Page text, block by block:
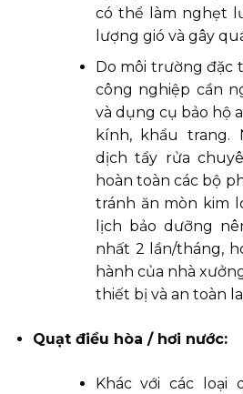
có thể làm nghẹt
lượng gió và gây
Do môi trường đặc
công nghiệp cần
và dụng cụ bảo hộ
kính, khẩu trang.
dịch tẩy rửa
hoàn toàn các bộ
tránh ăn mòn kim
lịch bảo dưỡng
nhất 2 lần/tháng,
hành của nhà
thiết bị và an toàn
Quạt điều hòa / hơi nước:
Khác với các loại